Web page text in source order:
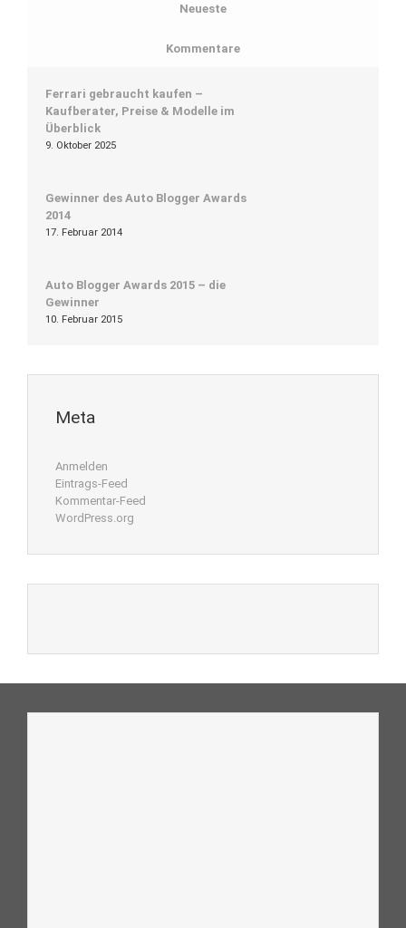
Neueste
Kommentare
Ferrari gebraucht kaufen –
Kaufberater, Preise & Modelle im
Überblick
9. Oktober 2025
Gewinner des Auto Blogger Awards
2014
17. Februar 2014
Auto Blogger Awards 2015 – die
Gewinner
10. Februar 2015
Meta
Anmelden
Eintrags-Feed
Kommentar-Feed
WordPress.org